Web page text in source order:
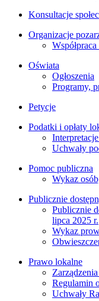
Konsultacje
Organizacje
Oświata
Ogłoszenia
Programy,
Petycje
Podatki i opłaty
Uchwały
Pomoc publiczna
Wykaz
Publicznie
Publicznie
lipca 2025 r.
Wykaz
Prawo lokalne
Regulamin
Uchwały